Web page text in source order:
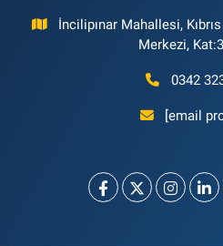
İncilipınar Mahallesi,
Merkezi,
0342
[email